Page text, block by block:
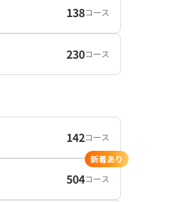
138コース
230コース
142コース
504コース
新着あり